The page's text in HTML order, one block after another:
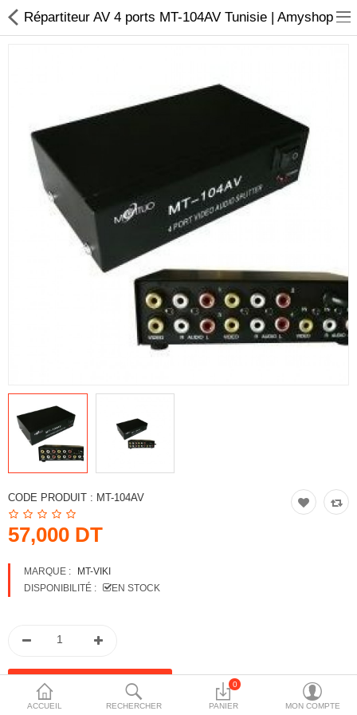
Caisse et accesoire
Téléphonie IP
Sonorisation
Régulateur de tension
Comparer
Liste de souhaits
(0)
ACCUEIL RECHERCHER
0
PANIER MON COMPTE
Répartiteur AV 4 ports MT-104AV Tunisie | Amyshop
CODE PRODUIT : MT-104AV
57,000 DT
MARQUE :
MT-VIKI
DISPONIBILITÉ :
EN STOCK